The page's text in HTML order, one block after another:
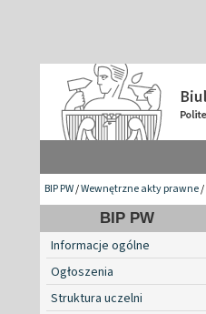
BIP PW/Wewnętrzne akty prawne/
BIP PW
Informacje ogólne
Ogłoszenia
Struktura uczelni